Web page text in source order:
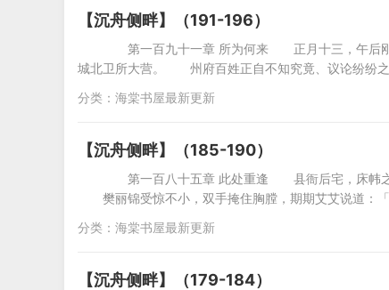
【沉舟侧畔】（191-196）
第一百九十一章 所为何来 正月十三，午后刚
城北卫所大营。 州府百姓正自不知究竟、议论纷纷之
分类： 海棠书屋最新更新
【沉舟侧畔】（185-190）
第一百八十五章 此处重逢 县衙后宅，床帏之
樊丽锦受惊不小，双手掩住胸膛，期期艾艾说道：
分类： 海棠书屋最新更新
【沉舟侧畔】（179-184）